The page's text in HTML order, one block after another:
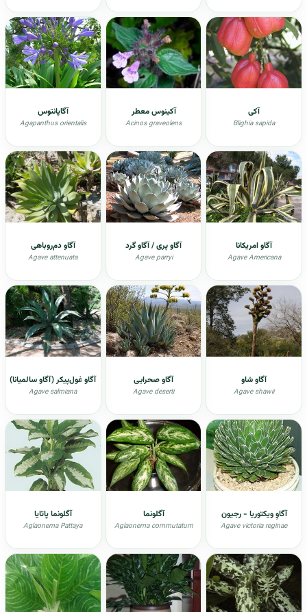
آکی
Blighia sapida
آکينوس معطر
Acinos graveolens
آگاپانتوس
Agapanthus orientalis
آگاو امریکانا
Agave Americana
آگاو پری / آگاو گرد
Agave parryi
آگاو دم‌روباهی
Agave attenuata
آگاو شاو
Agave shawii
آگاو صحرایی
Agave deserti
آگاو غول‌پیکر (آگاو سالمیانا)
Agave salmiana
آگاوِ ویکتوریا - رجیون
Agave victoria reginae
آگلونما
Aglaonema commutatum
آگلونما پاتایا
Aglaonema Pattaya